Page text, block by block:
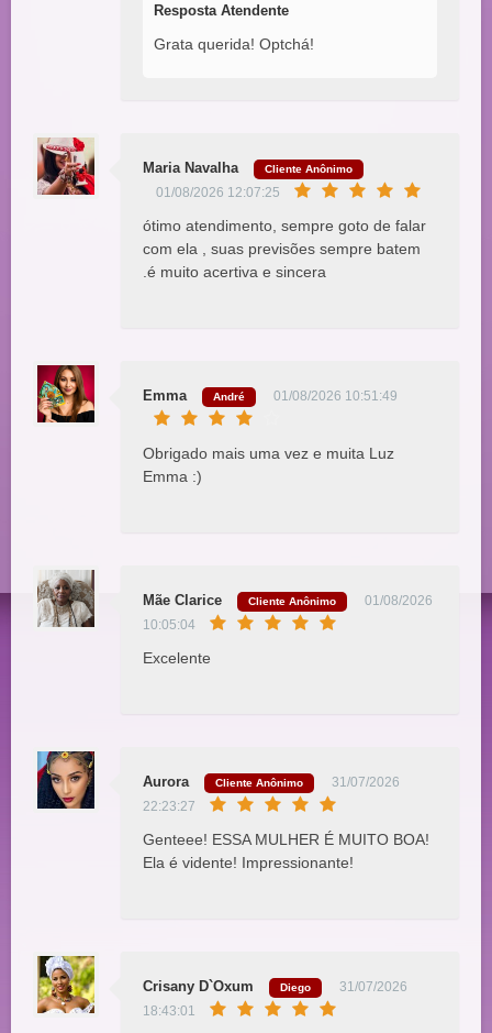
Resposta Atendente
Grata querida! Optchá!
Maria Navalha Cliente Anônimo
01/08/2026 12:07:25
ótimo atendimento, sempre goto de falar
com ela , suas previsões sempre batem
.é muito acertiva e sincera
Emma André 01/08/2026 10:51:49
Obrigado mais uma vez e muita Luz
Emma :)
Mãe Clarice Cliente Anônimo
01/08/2026
10:05:04
Excelente
Aurora Cliente Anônimo
31/07/2026
22:23:27
Genteee! ESSA MULHER É MUITO BOA!
Ela é vidente! Impressionante!
Crisany D`Oxum Diego
31/07/2026
18:43:01